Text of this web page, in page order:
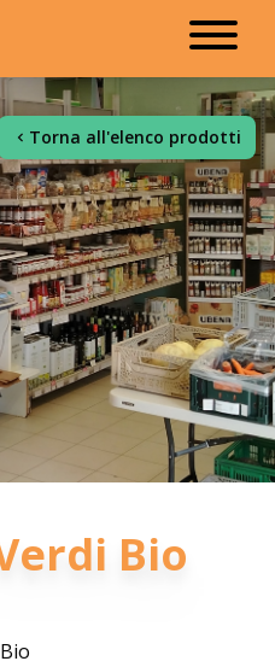
Torna all'elenco prodotti
Bio